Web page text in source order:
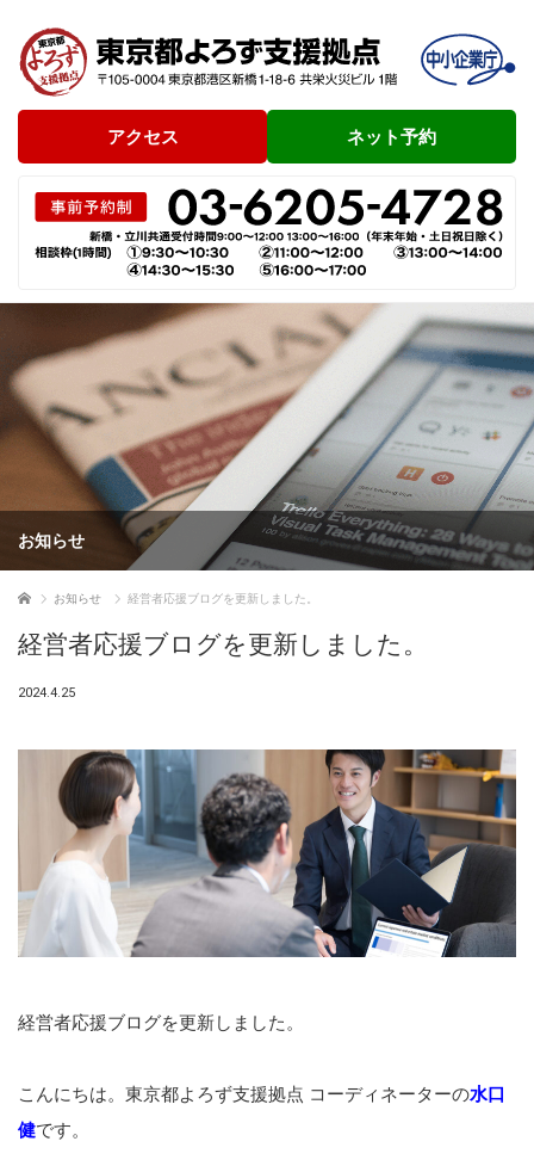
アクセス ネット予約
お知らせ
ホーム お知らせ 経営者応援ブログを更新しました。
経営者応援ブログを更新しました。
2024.4.25
経営者応援ブログを更新しました。
こんにちは。東京都よろず支援拠点 コーディネーターの水口
健です。